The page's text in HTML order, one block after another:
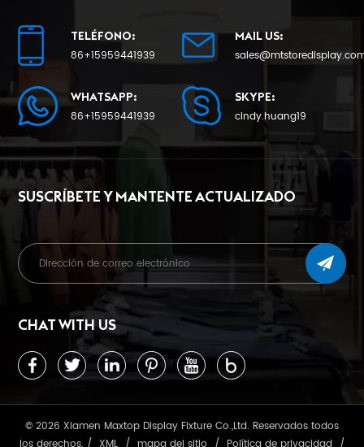
TELÉFONO:
86+15959441939
MAIL US:
WHATSAPP:
86+15959441939
SKYPE:
cindy.huang19
SUSCRÍBETE Y MANTENTE ACTUALIZADO
CHAT WITH US
© 2026 Xiamen Maxtop Display Fixture Co.,Ltd. Reservados todos
los derechos. / XML / mapa del sitio / Política de privacidad /